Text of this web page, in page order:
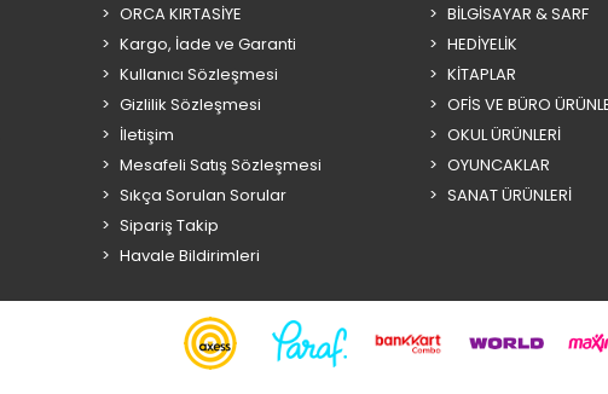
ORCA KIRTASİYE
Kargo, İade ve Garanti
Kullanıcı Sözleşmesi
Gizlilik Sözleşmesi
İletişim
Mesafeli Satış Sözleşmesi
Sıkça Sorulan Sorular
Sipariş Takip
Havale Bildirimleri
BİLGİSAYAR & SARF
HEDİYELİK
KİTAPLAR
OFİS VE BÜRO
OKUL ÜRÜNLERİ
OYUNCAKLAR
SANAT ÜRÜNLERİ